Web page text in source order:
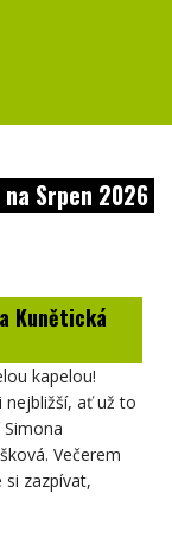
Srpen 2026
Kunětická
kapelou!
nejbližší, ať už to
Večerem
si zazpívat,